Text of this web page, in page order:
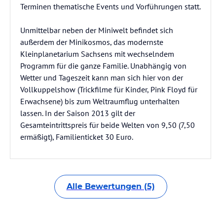
Terminen thematische Events und Vorführungen statt.
Unmittelbar neben der Miniwelt befindet sich
außerdem der Minikosmos, das modernste
Kleinplanetarium Sachsens mit wechselndem
Programm für die ganze Familie. Unabhängig von
Wetter und Tageszeit kann man sich hier von der
Vollkuppelshow (Trickfilme für Kinder, Pink Floyd für
Erwachsene) bis zum Weltraumflug unterhalten
lassen. In der Saison 2013 gilt der
Gesamteintrittspreis für beide Welten von 9,50 (7,50
ermäßigt), Familienticket 30 Euro.
Alle Bewertungen (5)